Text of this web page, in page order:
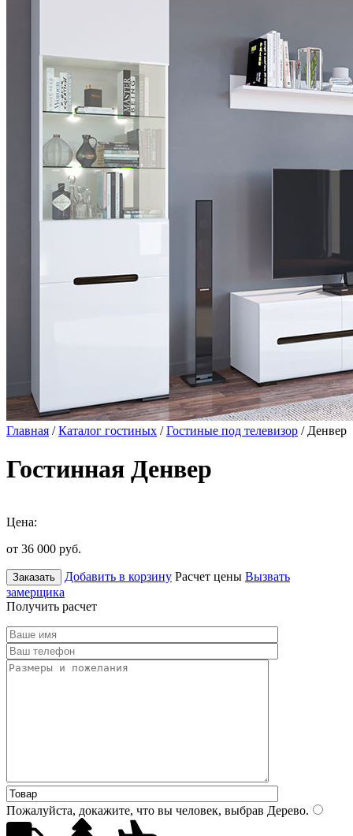
Главная /Каталог гостиных /Гостиные под телевизор / Денвер
Гостинная Денвер
Цена:
от 36 000 руб.
Заказать Добавить в корзину Расчет цены Вызвать
замерщика
Получить расчет
Пожалуйста, докажите, что вы человек, выбрав Дерево.